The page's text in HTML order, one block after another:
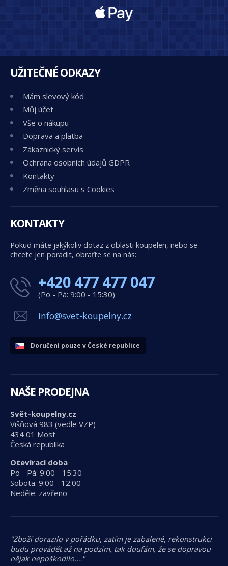
UŽITEČNÉ ODKAZY
Mám slevový kód
Můj účet
Vše o nákupu
Doprava a platba
Zákaznický servis
Ochrana osobních údajů GDPR
Kontakty
Změna souhlasu s Cookies
KONTAKTY
Pokud máte jakýkoliv dotaz z oblasti koupelen, nebo se
chcete jen poradit, obraťte se na nás:
+420 477 477 047
(Po - Pá: 9:00 - 15:30)
info@svet-koupelny.cz
Doručení pouze v České republice
NAŠE PRODEJNA
Svět-koupelny.cz
Višňová 983 (vedle VZP)
434 01 Most
Česká republika
Otevírací doba
Po - Pá: 9:00 - 15:30
Sobota: 9:00 - 12:00
Neděle: zavřeno
"Zboží dorazilo v pořádku, zatím je zabalené, rekonstrukci
budu provádět až na podzim, tak doufám, že se dopravou
nějak nepoškodilo.…"